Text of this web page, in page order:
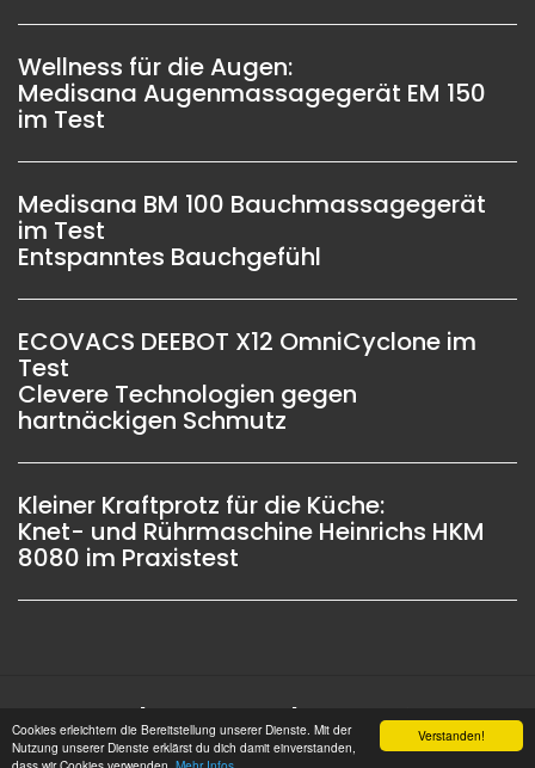
Verstanden!
Cookies erleichtern die Bereitstellung unserer Dienste. Mit der
Nutzung unserer Dienste erklärst du dich damit einverstanden,
Wellness für die Augen:
Medisana Augenmassagegerät EM 150
im Test
Medisana BM 100 Bauchmassagegerät
im Test
Entspanntes Bauchgefühl
ECOVACS DEEBOT X12 OmniCyclone im
Test
Clevere Technologien gegen
hartnäckigen Schmutz
Kleiner Kraftprotz für die Küche:
Knet- und Rührmaschine Heinrichs HKM
8080 im Praxistest
Impressum | Datenschutz |
Copyright © 2006 -
2026 OSW-Medien GmbH Alle Rechte vorbehalten